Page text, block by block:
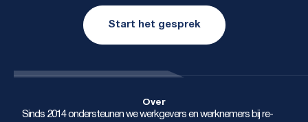
Start het gesprek
Over
Sinds 2014 ondersteunen we werkgevers en werknemers bij re-